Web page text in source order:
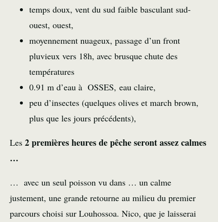
temps doux, vent du sud faible basculant sud-
ouest, ouest,
moyennement nuageux, passage d’un front
pluvieux vers 18h, avec brusque chute des
températures
0.91 m d’eau à OSSES, eau claire,
peu d’insectes (quelques olives et march brown,
plus que les jours précédents),
Les 2 premières heures de pêche seront assez calmes
…
… avec un seul poisson vu dans … un calme
justement, une grande retourne au milieu du premier
parcours choisi sur Louhossoa. Nico, que je laisserai